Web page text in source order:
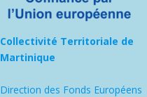
Collectivité Territoriale de
Martinique
Direction des Fonds Européens